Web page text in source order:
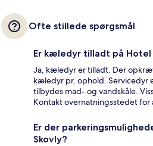
Ofte stillede spørgsmål
Er kæledyr tilladt på Hotel
Ja, kæledyr er tilladt. Der
kæledyr pr. ophold. Servicedyr
tilbydes mad- og vandskåle.
Kontakt overnatningsstedet for
Er der
Skovly?